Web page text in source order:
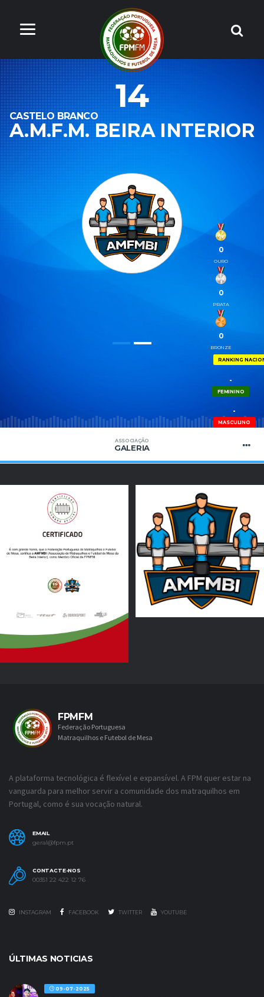
14
CASTELO BRANCO
A.M.F.M. BEIRA INTERIOR
0
OURO
0
PRATA
0
BRONZE
RANKING
-
FEMININO
-
MASCULINO
ASSOCIAÇÃO
GALERIA
FPMFM
Federação Portuguesa
Matraquilhos e Futebol de Mesa
A plataforma tecnológica é flexível e expansível. A FPM quer estar na
vanguarda para melhor servir a comunidade dos matraquilhos em
Portugal, como é sua vocação natural.
EMAIL
geral@fpm.pt
CONTACTE-NOS
00351 22 422 12 76
INSTAGRAM FACEBOOK TWITTER YOUTUBE
ÚLTIMAS NOTICIAS
09-07-2025